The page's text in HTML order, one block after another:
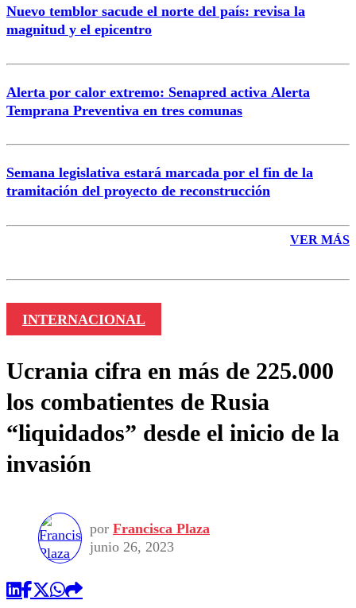
Nuevo temblor sacude el norte del país: revisa la
magnitud y el epicentro
Alerta por calor extremo: Senapred activa Alerta
Temprana Preventiva en tres comunas
Semana legislativa estará marcada por el fin de la
tramitación del proyecto de reconstrucción
VER MÁS
INTERNACIONAL
Ucrania cifra en más de 225.000
los combatientes de Rusia
“liquidados” desde el inicio de la
invasión
por Francisca Plaza
junio 26, 2023